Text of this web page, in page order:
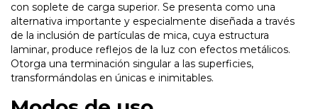
con soplete de carga superior. Se presenta como una
alternativa importante y especialmente diseñada a través
de la inclusión de partículas de mica, cuya estructura
laminar, produce reflejos de la luz con efectos metálicos.
Otorga una terminación singular a las superficies,
transformándolas en únicas e inimitables.